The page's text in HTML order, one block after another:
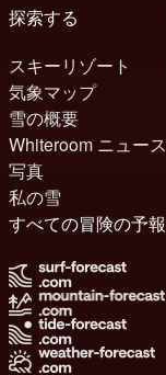
探索する
スキーリゾート
気象マップ
雪の概要
Whiteroom ニュース
写真
私の雪
すべての冒険の予報